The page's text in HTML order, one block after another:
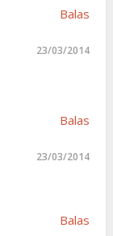
Balas
23/03/2014
Balas
23/03/2014
Balas